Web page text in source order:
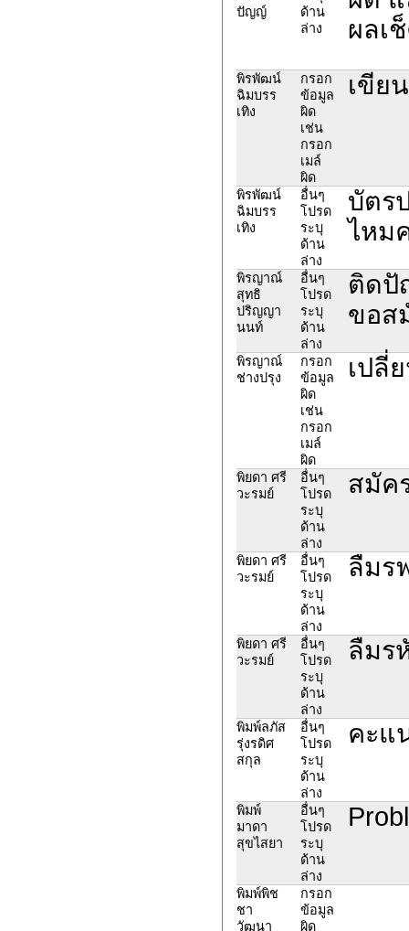
ปัญญ์
ด้าน
ล่าง
ผลเ
พิรพัฒน์
ฉิมบรร
เทิง
กรอก
ข้อมูล
ผิด
เช่น
กรอก
เมล์
ผิด
เขีย
พิรพัฒน์
ฉิมบรร
เทิง
อื่นๆ
โปรด
ระบุ
ด้าน
ล่าง
บัตร
ไหม
พิรญาณ์
สุทธิ
ปริญญา
นนท์
อื่นๆ
โปรด
ระบุ
ด้าน
ล่าง
ติดปั
ขอส
พิรญาณ์
ช่างปรุง
กรอก
ข้อมูล
ผิด
เช่น
กรอก
เมล์
ผิด
เปลี่
พิยดา ศรี
วะรมย์
อื่นๆ
โปรด
ระบุ
ด้าน
ล่าง
สมัค
พิยดา ศรี
วะรมย์
อื่นๆ
โปรด
ระบุ
ด้าน
ล่าง
ลืมร
พิยดา ศรี
วะรมย์
อื่นๆ
โปรด
ระบุ
ด้าน
ล่าง
ลืมร
พิมพ์ลภัส
รุ่งรดิศ
สกุล
อื่นๆ
โปรด
ระบุ
ด้าน
ล่าง
คะแ
พิมพ์
มาดา
สุขไสยา
อื่นๆ
โปรด
ระบุ
ด้าน
ล่าง
พิมพ์พิช
ชา
วัฒนา
กรอก
ข้อมูล
ผิด